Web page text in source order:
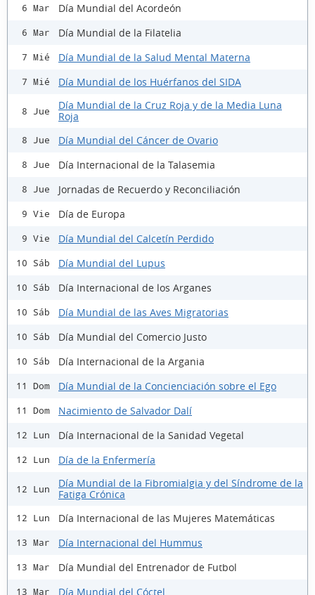
6 Mar Día Mundial del Acordeón
6 Mar Día Mundial de la Filatelia
7 Mié Día Mundial de la Salud Mental Materna
7 Mié Día Mundial de los Huérfanos del SIDA
8 Jue
Día Mundial de la Cruz Roja y de la Media Luna
Roja
8 Jue Día Mundial del Cáncer de Ovario
8 Jue Día Internacional de la Talasemia
8 Jue Jornadas de Recuerdo y Reconciliación
9 Vie Día de Europa
9 Vie Día Mundial del Calcetín Perdido
10 Sáb Día Mundial del Lupus
10 Sáb Día Internacional de los Arganes
10 Sáb Día Mundial de las Aves Migratorias
10 Sáb Día Mundial del Comercio Justo
10 Sáb Día Internacional de la Argania
11 Dom Día Mundial de la Concienciación sobre el Ego
11 Dom Nacimiento de Salvador Dalí
12 Lun Día Internacional de la Sanidad Vegetal
12 Lun Día de la Enfermería
12 Lun
Día Mundial de la Fibromialgia y del Síndrome de la
Fatiga Crónica
12 Lun Día Internacional de las Mujeres Matemáticas
13 Mar Día Internacional del Hummus
13 Mar Día Mundial del Entrenador de Futbol
13 Mar Día Mundial del Cóctel